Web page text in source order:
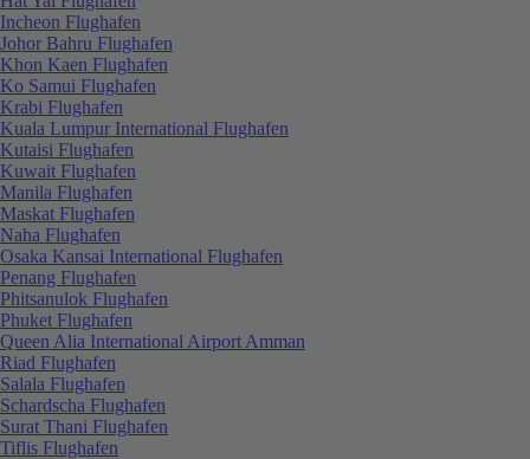
Incheon Flughafen
Johor Bahru Flughafen
Khon Kaen Flughafen
Ko Samui Flughafen
Krabi Flughafen
Kuala Lumpur International Flughafen
Kutaisi Flughafen
Kuwait Flughafen
Manila Flughafen
Maskat Flughafen
Naha Flughafen
Osaka Kansai International Flughafen
Penang Flughafen
Phitsanulok Flughafen
Phuket Flughafen
Queen Alia International Airport Amman
Riad Flughafen
Salala Flughafen
Schardscha Flughafen
Surat Thani Flughafen
Tiflis Flughafen